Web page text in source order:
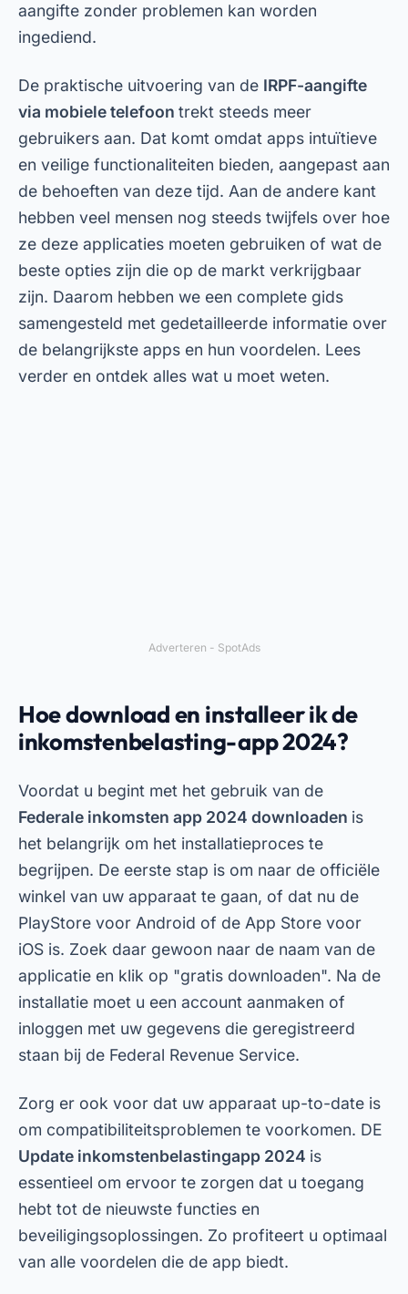
aangifte zonder problemen kan worden
ingediend.
De praktische uitvoering van de IRPF-aangifte
via mobiele telefoon trekt steeds meer
gebruikers aan. Dat komt omdat apps intuïtieve
en veilige functionaliteiten bieden, aangepast aan
de behoeften van deze tijd. Aan de andere kant
hebben veel mensen nog steeds twijfels over hoe
ze deze applicaties moeten gebruiken of wat de
beste opties zijn die op de markt verkrijgbaar
zijn. Daarom hebben we een complete gids
samengesteld met gedetailleerde informatie over
de belangrijkste apps en hun voordelen. Lees
verder en ontdek alles wat u moet weten.
Adverteren - SpotAds
Hoe download en installeer ik de
inkomstenbelasting-app 2024?
Voordat u begint met het gebruik van de
Federale inkomsten app 2024 downloaden is
het belangrijk om het installatieproces te
begrijpen. De eerste stap is om naar de officiële
winkel van uw apparaat te gaan, of dat nu de
PlayStore voor Android of de App Store voor
iOS is. Zoek daar gewoon naar de naam van de
applicatie en klik op "gratis downloaden". Na de
installatie moet u een account aanmaken of
inloggen met uw gegevens die geregistreerd
staan bij de Federal Revenue Service.
Zorg er ook voor dat uw apparaat up-to-date is
om compatibiliteitsproblemen te voorkomen. DE
Update inkomstenbelastingapp 2024 is
essentieel om ervoor te zorgen dat u toegang
hebt tot de nieuwste functies en
beveiligingsoplossingen. Zo profiteert u optimaal
van alle voordelen die de app biedt.